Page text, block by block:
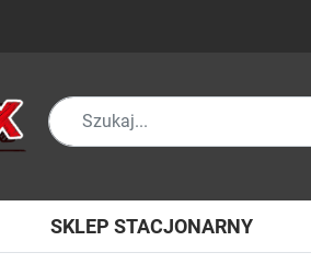
SKLEP STACJONARNY